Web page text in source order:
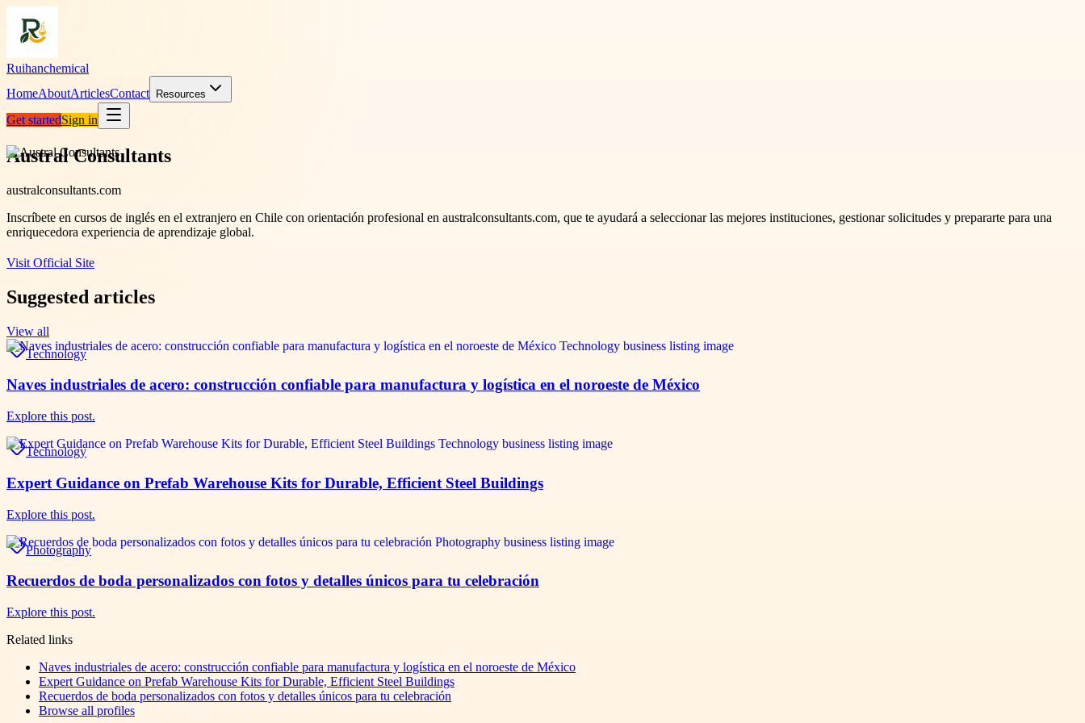
Ruihanchemical
HomeAboutArticlesContact Resources
Get startedSign in
Austral Consultants
australconsultants.com
Inscríbete en cursos de inglés en el extranjero en Chile con orientación profesional en australconsultants.com, que te ayudará a seleccionar las mejores instituciones, gestionar solicitudes y prepararte para una
enriquecedora experiencia de aprendizaje global.
Visit Official Site
Suggested articles
View all
Technology
Naves industriales de acero: construcción confiable para manufactura y logística en el noroeste de México
Explore this post.
Technology
Expert Guidance on Prefab Warehouse Kits for Durable, Efficient Steel Buildings
Explore this post.
Photography
Recuerdos de boda personalizados con fotos y detalles únicos para tu celebración
Explore this post.
Related links
Naves industriales de acero: construcción confiable para manufactura y logística en el noroeste de México
Expert Guidance on Prefab Warehouse Kits for Durable, Efficient Steel Buildings
Recuerdos de boda personalizados con fotos y detalles únicos para tu celebración
Browse all profiles